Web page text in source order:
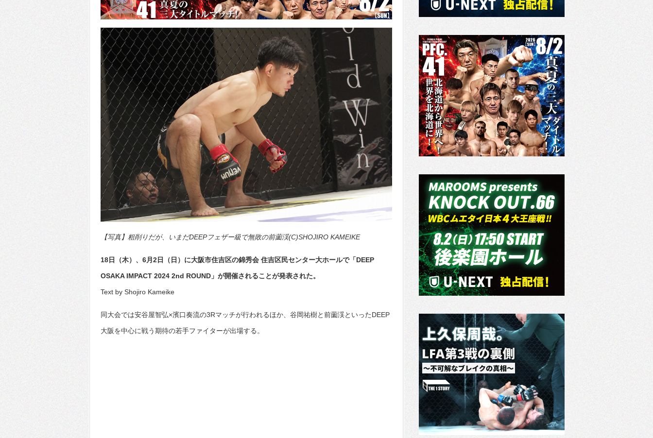
【写真】粗削りだが、いまだDEEPフェザー級で無敗の前薗渓(C)SHOJIRO KAMEIKE
18日（木）、6月2日（日）に大阪市住吉区の錦秀会 住吉区民センター大ホールで「DEEP
OSAKA IMPACT 2024 2nd ROUND」が開催されることが発表された。
Text by Shojiro Kameike
同大会では安谷屋智弘×濱口奏流の3Rマッチが行われるほか、谷岡祐樹と前薗渓といったDEEP
大阪を中心に戦う期待の若手ファイターが出場する。